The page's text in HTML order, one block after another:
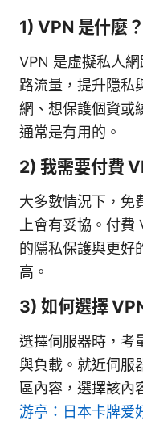
1) VPN 是什麼
VPN 是虛擬私人
路流量，提升隱私
網、想保護個資或
通常是有用的。
2) 我需要付費
大多數情況下，免
上會有妥協。付
的隱私保護與更好
高。
3) 如何選擇
選擇伺服器時，考
與負載。就近伺服
區內容，選擇該內
游亭：日本卡牌爱